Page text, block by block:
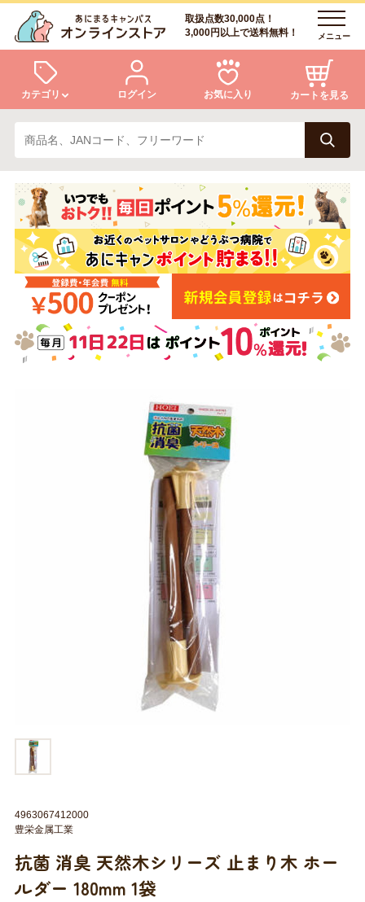
取扱点数30,000点！
3,000円以上で送料無料！
メニュー
カテゴリ
犬 猫
小動物・鳥 アクア・爬虫類・昆虫
ドッグフード キャットフード
美容・ケア用品 服・おさんぽ用品
リビング雑貨
シニアサポート
ログイン お気に入り カートを見る
ログイン
会員登録
あにまるキャンパスについて
アフターサービス
商品リクエスト
抗菌 消臭 天然木シリーズ 止まり木 ホー
ルダー 180mm 1袋
4963067412000
豊栄金属工業